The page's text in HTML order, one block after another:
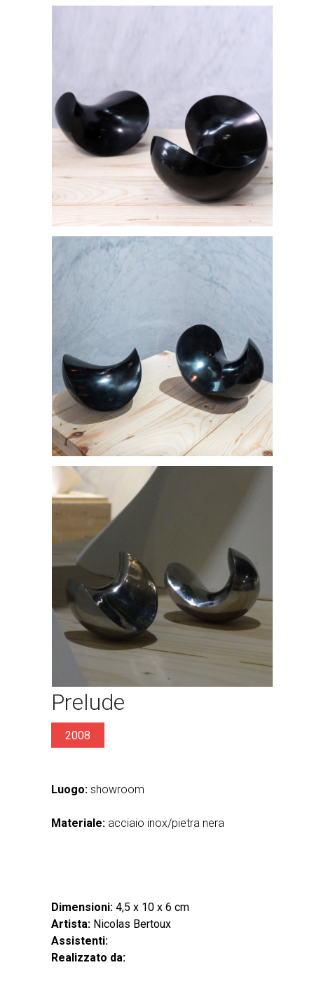
Prelude
2008
Luogo: showroom
Materiale: acciaio inox/pietra nera
Dimensioni: 4,5 x 10 x 6 cm
Artista: Nicolas Bertoux
Assistenti:
Realizzato da: